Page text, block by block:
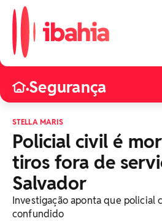
•Segurança
STELLA MARIS
Policial civil é
tiros fora de
Salvador
Investigação aponta que policial
confundido